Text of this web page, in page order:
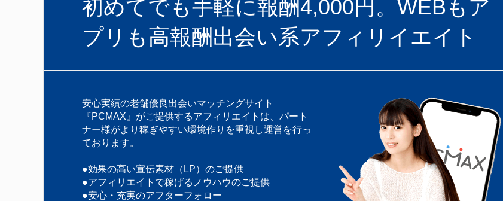
初めてでも手軽に報酬4,000円。WEBもア
プリも高報酬出会い系アフィリイエイト
安心実績の老舗優良出会いマッチングサイト
『PCMAX』がご提供するアフィリエイトは、パート
ナー様がより稼ぎやすい環境作りを重視し運営を行っ
ております。
●効果の高い宣伝素材（LP）のご提供
●アフィリエイトで稼げるノウハウのご提供
●安心・充実のアフターフォロー